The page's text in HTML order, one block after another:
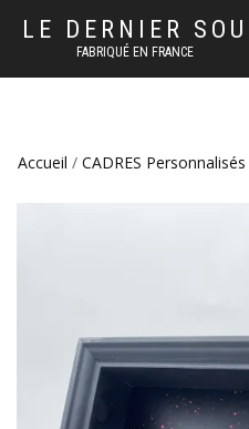
LE DERNIER SOU
FABRIQUÉ EN FRANCE
Accueil / CADRES Personnalisés